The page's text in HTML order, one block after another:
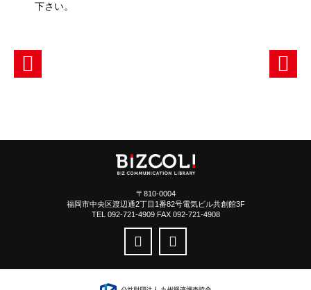
下さい。
〒810-0004
福岡市中央区渡辺通2丁目1番82号電気ビル共創館3F
TEL 092-721-4909 FAX 092-721-4908